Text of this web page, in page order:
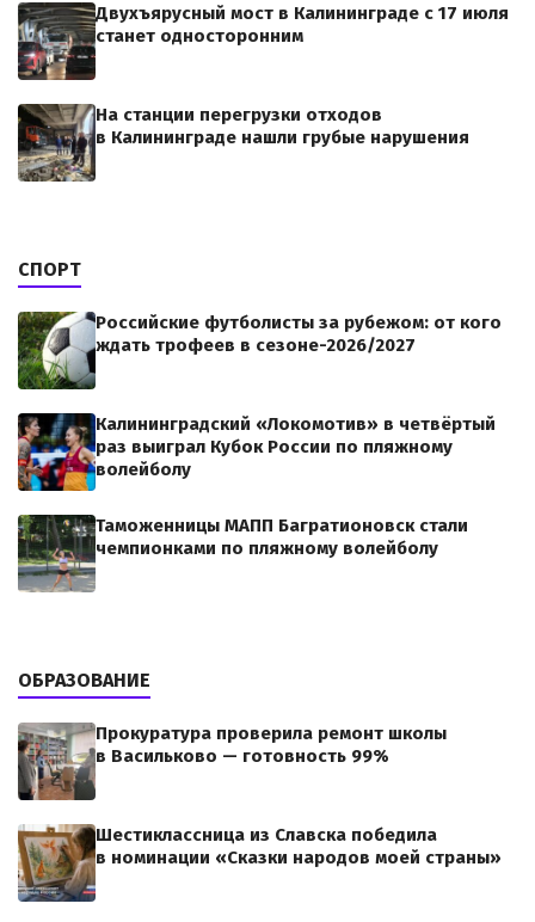
Двухъярусный мост в Калининграде с 17 июля
станет односторонним
На станции перегрузки отходов
в Калининграде нашли грубые нарушения
СПОРТ
Российские футболисты за рубежом: от кого
ждать трофеев в сезоне-2026/2027
Калининградский «Локомотив» в четвёртый
раз выиграл Кубок России по пляжному
волейболу
Таможенницы МАПП Багратионовск стали
чемпионками по пляжному волейболу
ОБРАЗОВАНИЕ
Прокуратура проверила ремонт школы
в Васильково — готовность 99%
Шестиклассница из Славска победила
в номинации «Сказки народов моей страны»